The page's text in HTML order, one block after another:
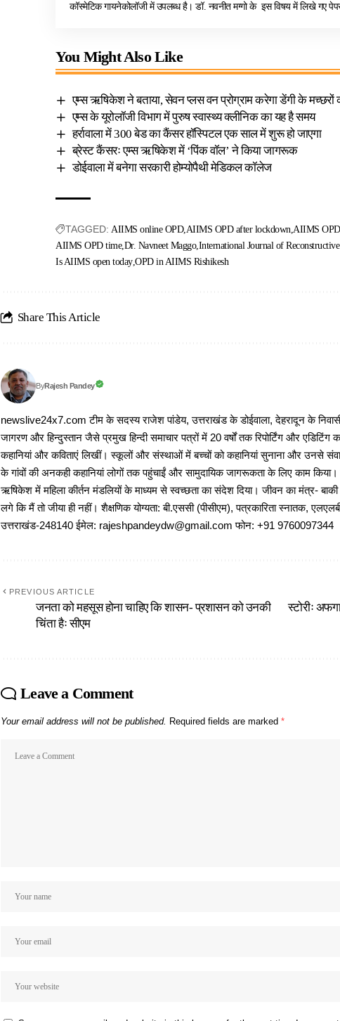
कॉस्मेटिक गायनेकोलॉजी में उपलब्ध है। डॉ. नवनीत मग्गो के इस विषय में लिखे गए
You Might Also Like
एम्स ऋषिकेश ने बताया, सेवन प्लस वन प्रोग्राम करेगा डेंगी के मच्छरों
एम्स के यूरोलॉजी विभाग में पुरुष स्वास्थ्य क्लीनिक का यह है समय
हर्रावाला में 300 बेड का कैंसर हॉस्पिटल एक साल में शुरू हो जाएगा
ब्रेस्ट कैंसरः एम्स ऋषिकेश में ‘पिंक वॉल’ ने किया जागरूक
डोईवाला में बनेगा सरकारी होम्योपैथी मेडिकल कॉलेज
TAGGED: AIIMS online OPD AIIMS OPD after lockdown AIIMS
AIIMS OPD time Dr. Navneet Maggo International Journal of
Is AIIMS open today OPD in AIIMS Rishikesh
Share This Article
ByRajesh Pandey
newslive24x7.com टीम के सदस्य राजेश पांडेय, उत्तराखंड के डोईवाला, देहरादून के
जागरण और हिन्दुस्तान जैसे प्रमुख हिन्दी समाचार पत्रों में 20 वर्षों तक रिपोर्टिंग और
कहानियां और कविताएं लिखीं। स्कूलों और संस्थाओं में बच्चों को कहानियां सुनाना और उनसे
के गांवों की अनकही कहानियां लोगों तक पहुंचाईं और सामुदायिक जागरूकता के लिए काम
ऋषिकेश में महिला कीर्तन मंडलियों के माध्यम से स्वच्छता का संदेश दिया। जीवन का मंत्र-
लगे कि मैं तो जीया ही नहीं। शैक्षणिक योग्यता: बी.एससी (पीसीएम), पत्रकारिता स्नातक,
उत्तराखंड-248140 ईमेल: rajeshpandeydw@gmail.com फोन: +91 9760097344
PREVIOUS ARTICLE
जनता को महसूस होना चाहिए कि शासन- प्रशासन को उनकी
चिंता हैः सीएम
स्टोरीः
Leave a Comment
Your email address will not be published. Required fields are marked *